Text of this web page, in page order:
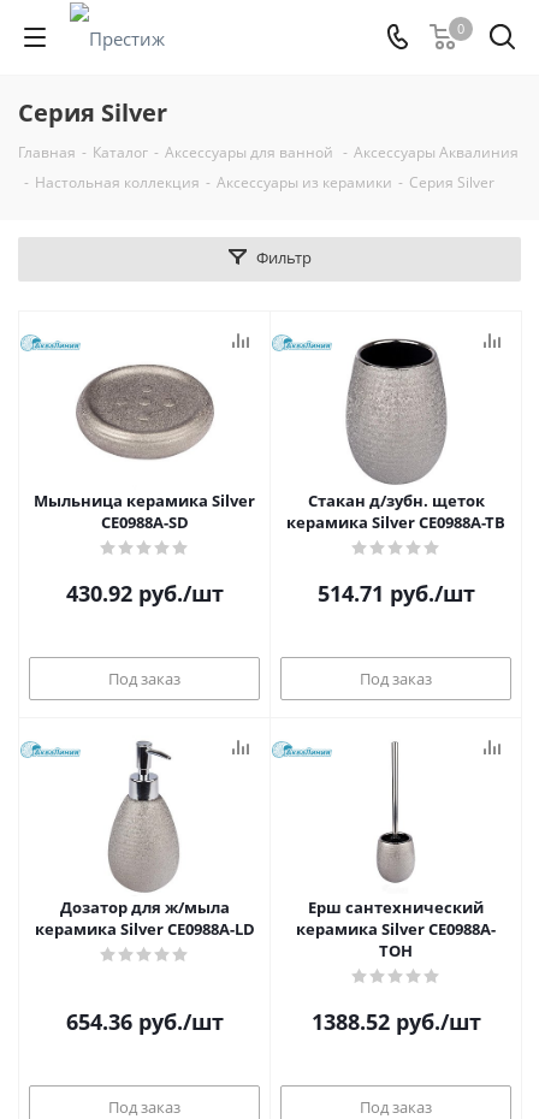
0
Серия Silver
Главная - Каталог - Аксессуары для ванной - Аксессуары Аквалиния
- Настольная коллекция - Аксессуары из керамики - Серия Silver
Фильтр
Мыльница керамика Silver
CE0988A-SD
430.92руб./шт
Под заказ
Стакан д/зубн. щеток
керамика Silver CE0988A-TB
514.71 руб./шт
Под заказ
Дозатор для ж/мыла
керамика Silver CE0988A-LD
654.36руб./шт
Под заказ
Ерш сантехнический
керамика Silver CE0988A-
TOH
1388.52руб./шт
Под заказ